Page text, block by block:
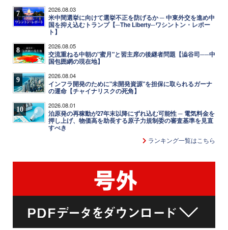
7 2026.08.03
米中間選挙に向けて選挙不正を防げるか ─ 中東外交を進め中
国を抑え込むトランプ【─The Liberty─ワシントン・レポー
ト】
8 2026.08.05
交流重ねる中朝の"蜜月"と習主席の後継者問題【澁谷司──中
国包囲網の現在地】
9 2026.08.04
インフラ開発のために"未開発資源"を担保に取られるガーナ
の運命【チャイナリスクの死角】
10 2026.08.01
泊原発の再稼動が27年末以降にずれ込む可能性 ─ 電気料金を
押し上げ、物価高を助長する原子力規制委の審査基準を見直
すべき
ランキング一覧はこちら